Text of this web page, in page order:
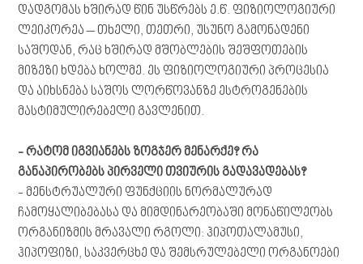
დადგომას ხშირად წინ უსწრებს ე.წ. ფიზიოლოგიური
ლეიკორეა – თხელი, თეთრი, უსუნო გამონადენი
საშოდან, რაც ხშირად მშობლების შეშფოთების
მიზეზი ხდება ხოლმე. ეს ფიზიოლოგიური პროცესია
და აიხსნება საშოს ლორწოვანზე ესტროგენების
მასტიმულირებელი გავლენით.
- რატომ იგვიანებს ზოგჯერ მენარქე? რა
განაპირობებს პირველი თვიურის გადავადებას?
- მენსტრუალური ფუნქციის ნორმალურად
ჩამოყალიბებასა და მიმდინარეობაში მონაწილეობს
ორგანიზმის მრავალი რგოლი: ჰიპოთალამუსი,
ჰიპოფიზი, საკვერცხე და შემსრულებელი ორგანოები